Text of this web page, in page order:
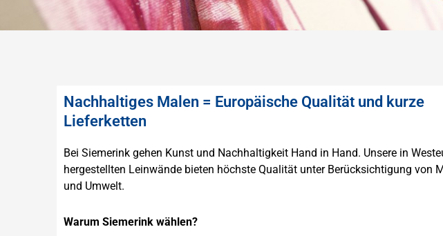
Nachhaltiges Malen = Europäische Qualität und kurze
Lieferketten
Bei Siemerink gehen Kunst und Nachhaltigkeit Hand in Hand. Unsere in
hergestellten Leinwände bieten höchste Qualität unter Berücksichtigung von
und Umwelt.
Warum Siemerink wählen?